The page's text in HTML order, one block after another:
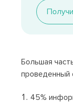
Большая
проведенный
45%